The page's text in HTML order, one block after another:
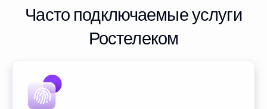
Часто подключаемые услуги
Ростелеком